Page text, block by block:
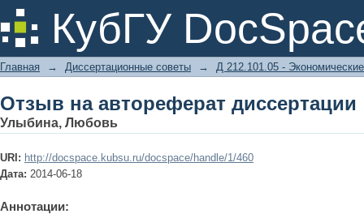
КубГУ
Отзыв на автореферат диссертации
Главная → Диссертационные советы → Д 212.101.05 -
Отзыв на автореферат диссертации
Улыбина, Любовь
URI: http://docspace.kubsu.ru/docspace/handle/1/460
Дата: 2014-06-18
Аннотации: